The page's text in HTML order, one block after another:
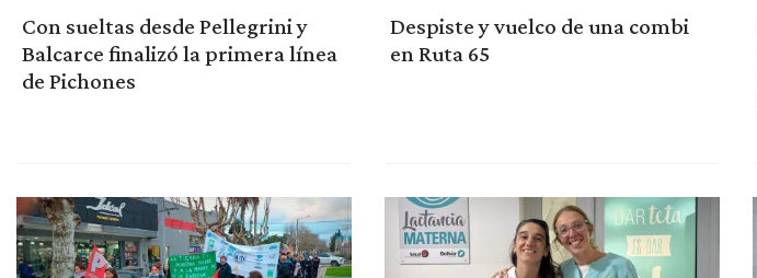
Con sueltas desde Pellegrini y
Balcarce finalizó la primera línea
de Pichones
Despiste y vuelco de una combi
en Ruta 65